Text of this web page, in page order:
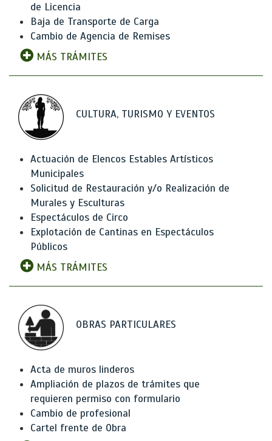
de Licencia
Baja de Transporte de Carga
Cambio de Agencia de Remises
MÁS TRÁMITES
CULTURA, TURISMO Y EVENTOS
Actuación de Elencos Estables Artísticos
Municipales
Solicitud de Restauración y/o Realización de
Murales y Esculturas
Espectáculos de Circo
Explotación de Cantinas en Espectáculos
Públicos
MÁS TRÁMITES
OBRAS PARTICULARES
Acta de muros linderos
Ampliación de plazos de trámites que
requieren permiso con formulario
Cambio de profesional
Cartel frente de Obra